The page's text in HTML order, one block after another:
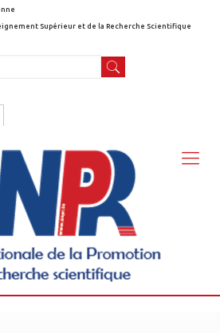
Supérieur et de la Recherche Scientifique